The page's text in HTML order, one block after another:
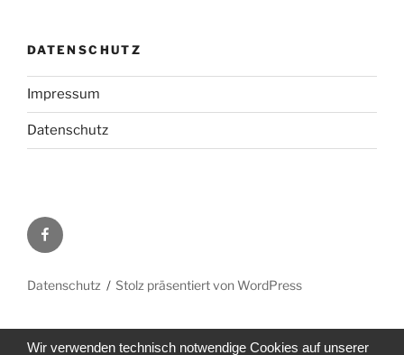
DATENSCHUTZ
Impressum
Datenschutz
Facebook
Datenschutz Stolz präsentiert von WordPress
Wir verwenden technisch notwendige Cookies auf unserer